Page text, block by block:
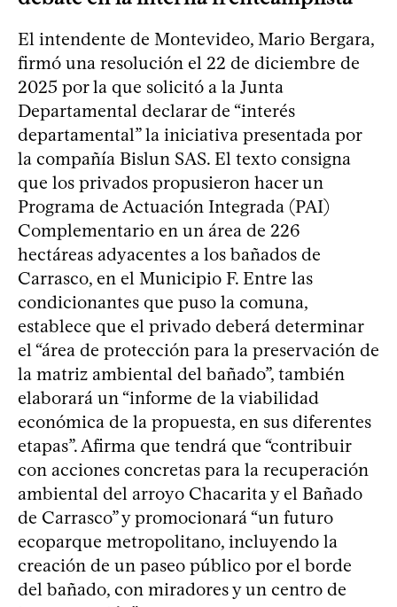
El intendente de Montevideo, Mario Bergara,
firmó una resolución el 22 de diciembre de
2025 por la que solicitó a la Junta
Departamental declarar de “interés
departamental” la iniciativa presentada por
la compañía Bislun SAS. El texto consigna
que los privados propusieron hacer un
Programa de Actuación Integrada (PAI)
Complementario en un área de 226
hectáreas adyacentes a los bañados de
Carrasco, en el Municipio F. Entre las
condicionantes que puso la comuna,
establece que el privado deberá determinar
el “área de protección para la preservación de
la matriz ambiental del bañado”, también
elaborará un “informe de la viabilidad
económica de la propuesta, en sus diferentes
etapas”. Afirma que tendrá que “contribuir
con acciones concretas para la recuperación
ambiental del arroyo Chacarita y el Bañado
de Carrasco” y promocionará “un futuro
ecoparque metropolitano, incluyendo la
creación de un paseo público por el borde
del bañado, con miradores y un centro de